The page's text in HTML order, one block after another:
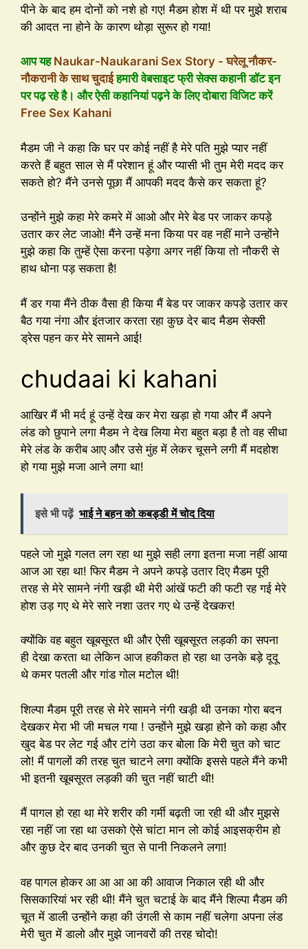
पीने के बाद हम दोनों को नशे हो गए! मैडम होश में थी पर मुझे शराब
की आदत ना होने के कारण थोड़ा सुरूर हो गया!
आप यहNaukar-Naukarani Sex Story - घरेलू नौकर-
नौकरानी के साथ चुदाईहमारी वेबसाइट फ्री सेक्स कहानी डॉट इन
पर पढ़ रहे है। और ऐसी कहानियां पढ़ने के लिए दोबारा विजिट करें
Free Sex Kahani
मैडम जी ने कहा कि घर पर कोई नहीं है मेरे पति मुझे प्यार नहीं
करते हैं बहुत साल से मैं परेशान हूं और प्यासी भी तुम मेरी मदद कर
सकते हो? मैंने उनसे पूछा मैं आपकी मदद कैसे कर सकता हूं?
उन्होंने मुझे कहा मेरे कमरे में आओ और मेरे बेड पर जाकर कपड़े
उतार कर लेट जाओ! मैंने उन्हें मना किया पर वह नहीं माने उन्होंने
मुझे कहा कि तुम्हें ऐसा करना पड़ेगा अगर नहीं किया तो नौकरी से
हाथ धोना पड़ सकता है!
मैं डर गया मैंने ठीक वैसा ही किया मैं बेड पर जाकर कपड़े उतार कर
बैठ गया नंगा और इंतजार करता रहा कुछ देर बाद मैडम सेक्सी
ड्रेस पहन कर मेरे सामने आई!
chudaai ki kahani
आखिर मैं भी मर्द हूं उन्हें देख कर मेरा खड़ा हो गया और मैं अपने
लंड को छुपाने लगा मैडम ने देख लिया मेरा बहुत बड़ा है तो वह सीधा
मेरे लंड के करीब आए और उसे मुंह में लेकर चूसने लगी मैं मदहोश
हो गया मुझे मजा आने लगा था!
इसे भी पढ़ें भाई ने बहन को कबड्डी में चोद दिया
पहले जो मुझे गलत लग रहा था मुझे सही लगा इतना मजा नहीं आया
आज आ रहा था! फिर मैडम ने अपने कपड़े उतार दिए मैडम पूरी
तरह से मेरे सामने नंगी खड़ी थी मेरी आंखें फटी की फटी रह गई मेरे
होश उड़ गए थे मेरे सारे नशा उतर गए थे उन्हें देखकर!
क्योंकि वह बहुत खूबसूरत थी और ऐसी खूबसूरत लड़की का सपना
ही देखा करता था लेकिन आज हकीकत हो रहा था उनके बड़े दूदू
थे कमर पतली और गांड गोल मटोल थी!
शिल्पा मैडम पूरी तरह से मेरे सामने नंगी खड़ी थी उनका गोरा बदन
देखकर मेरा भी जी मचल गया ! उन्होंने मुझे खड़ा होने को कहा और
खुद बेड पर लेट गई और टांगे उठा कर बोला कि मेरी चुत को चाट
लो! मैं पागलों की तरह चुत चाटने लगा क्योंकि इससे पहले मैंने कभी
भी इतनी खूबसूरत लड़की की चुत नहीं चाटी थी!
मैं पागल हो रहा था मेरे शरीर की गर्मी बढ़ती जा रही थी और मुझसे
रहा नहीं जा रहा था उसको ऐसे चांटा मान लो कोई आइसक्रीम हो
और कुछ देर बाद उनकी चुत से पानी निकलने लगा!
वह पागल होकर आ आ आ आ की आवाज निकाल रही थी और
सिसकारियां भर रही थी! मैंने चुत चटाई के बाद मैंने शिल्पा मैडम की
चूत में डाली उन्होंने कहा की उंगली से काम नहीं चलेगा अपना लंड
मेरी चुत में डालो और मुझे जानवरों की तरह चोदो!